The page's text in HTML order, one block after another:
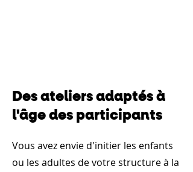
Des ateliers adaptés à
l'âge des participants
Vous avez envie d'initier les enfants
ou les adultes de votre structure à la